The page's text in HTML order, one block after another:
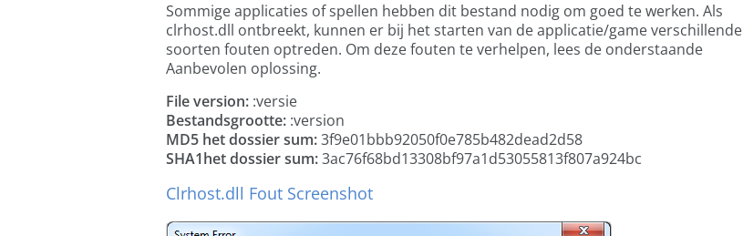
Sommige applicaties of spellen hebben dit bestand nodig om goed te werken. Als
clrhost.dll ontbreekt, kunnen er bij het starten van de applicatie/game verschillende
soorten fouten optreden. Om deze fouten te verhelpen, lees de onderstaande
Aanbevolen oplossing.
File version: :versie
Bestandsgrootte: :version
MD5 het dossier sum:3f9e01bbb92050f0e785b482dead2d58
SHA1het dossier sum:3ac76f68bd13308bf97a1d53055813f807a924bc
Clrhost.dll Fout Screenshot